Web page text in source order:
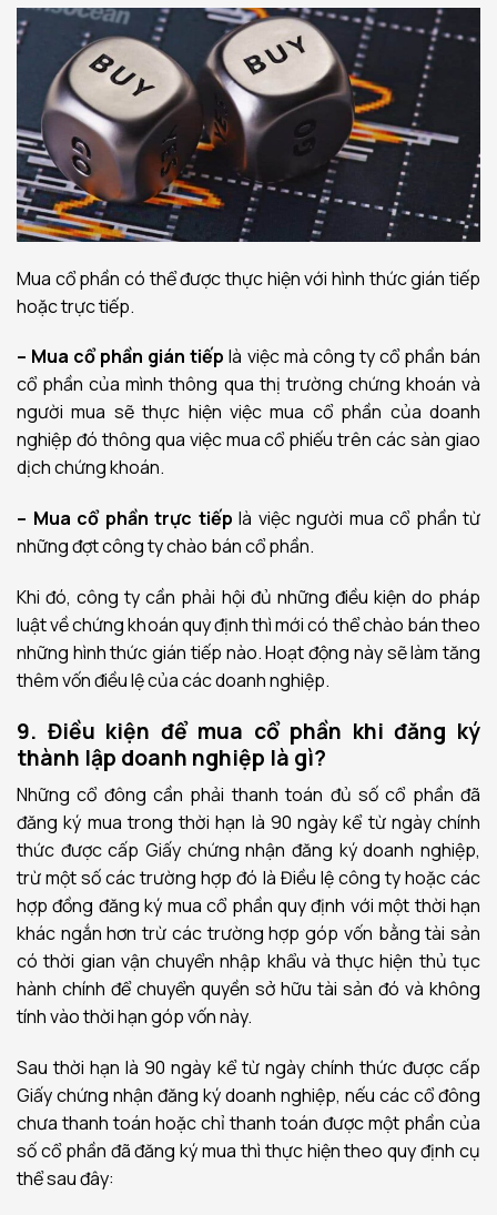
Mua cổ phần có thể được thực hiện với hình thức gián tiếp
hoặc trực tiếp.
– Mua cổ phần gián tiếp là việc mà công ty cổ phần bán
cổ phần của mình thông qua thị trường chứng khoán và
người mua sẽ thực hiện việc mua cổ phần của doanh
nghiệp đó thông qua việc mua cổ phiếu trên các sàn giao
dịch chứng khoán.
– Mua cổ phần trực tiếp là việc người mua cổ phần từ
những đợt công ty chào bán cổ phần.
Khi đó, công ty cần phải hội đủ những điều kiện do pháp
luật về chứng khoán quy định thì mới có thể chào bán theo
những hình thức gián tiếp nào. Hoạt động này sẽ làm tăng
thêm vốn điều lệ của các doanh nghiệp.
9. Điều kiện để mua cổ phần khi đăng ký
thành lập doanh nghiệp là gì?
Những cổ đông cần phải thanh toán đủ số cổ phần đã
đăng ký mua trong thời hạn là 90 ngày kể từ ngày chính
thức được cấp Giấy chứng nhận đăng ký doanh nghiệp,
trừ một số các trường hợp đó là Điều lệ công ty hoặc các
hợp đồng đăng ký mua cổ phần quy định với một thời hạn
khác ngắn hơn trừ các trường hợp góp vốn bằng tài sản
có thời gian vận chuyển nhập khẩu và thực hiện thủ tục
hành chính để chuyển quyền sở hữu tài sản đó và không
tính vào thời hạn góp vốn này.
Sau thời hạn là 90 ngày kể từ ngày chính thức được cấp
Giấy chứng nhận đăng ký doanh nghiệp, nếu các cổ đông
chưa thanh toán hoặc chỉ thanh toán được một phần của
số cổ phần đã đăng ký mua thì thực hiện theo quy định cụ
thể sau đây: